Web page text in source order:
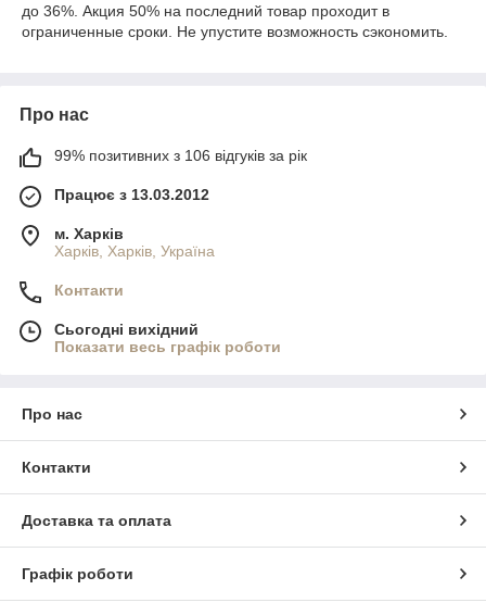
до 36%. Акция 50% на последний товар проходит в
ограниченные сроки. Не упустите возможность сэкономить.
Про нас
99% позитивних з 106 відгуків за рік
Працює з 13.03.2012
м. Харків
Харків, Харків, Україна
Контакти
Сьогодні вихідний
Показати весь графік роботи
Про нас
Контакти
Доставка та оплата
Графік роботи